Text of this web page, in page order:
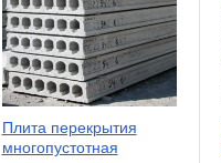
Плита перекрытия
многопустотная